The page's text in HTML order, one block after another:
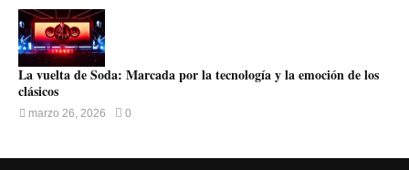
La vuelta de Soda: Marcada por la tecnología y la emoción de los
clásicos
marzo 26, 2026 0